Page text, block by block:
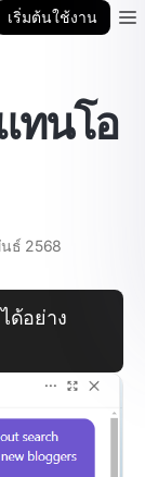
เริ่มต้นใช้งาน
ทนโอ
ธ์ 2568
ด้อย่าง